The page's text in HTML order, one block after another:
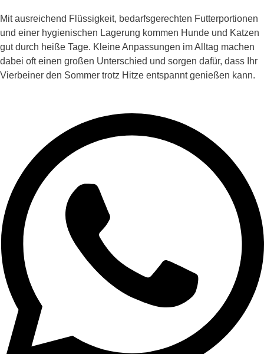
Mit ausreichend Flüssigkeit, bedarfsgerechten Futterportionen
und einer hygienischen Lagerung kommen Hunde und Katzen
gut durch heiße Tage. Kleine Anpassungen im Alltag machen
dabei oft einen großen Unterschied und sorgen dafür, dass Ihr
Vierbeiner den Sommer trotz Hitze entspannt genießen kann.